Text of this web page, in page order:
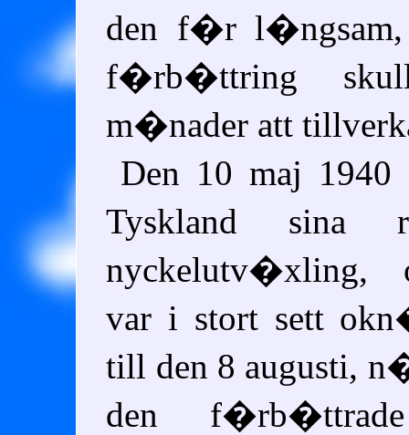
den f�r l�ngsam,
f�rb�ttring
m�nader att
Den 10 maj
Tyskland sina
nyckelutv�xling,
var i stort sett
till den 8 augusti,
den